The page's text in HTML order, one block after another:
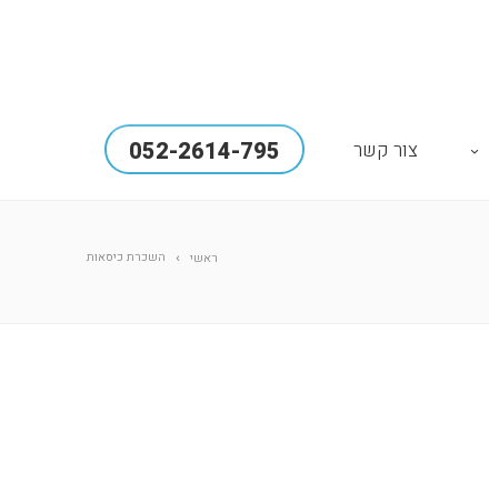
צור קשר 052-2614-795
ראשי השכרת כיסאות